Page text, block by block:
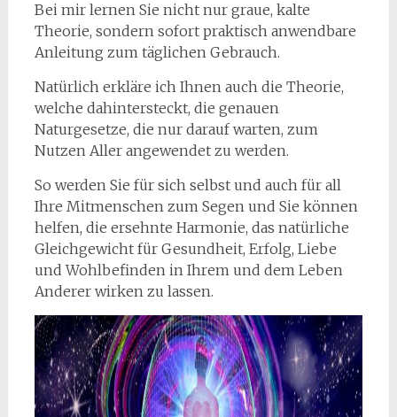
Bei mir lernen Sie nicht nur graue, kalte
Theorie, sondern sofort praktisch anwendbare
Anleitung zum täglichen Gebrauch.
Natürlich erkläre ich Ihnen auch die Theorie,
welche dahintersteckt, die genauen
Naturgesetze, die nur darauf warten, zum
Nutzen Aller angewendet zu werden.
So werden Sie für sich selbst und auch für all
Ihre Mitmenschen zum Segen und Sie können
helfen, die ersehnte Harmonie, das natürliche
Gleichgewicht für Gesundheit, Erfolg, Liebe
und Wohlbefinden in Ihrem und dem Leben
Anderer wirken zu lassen.